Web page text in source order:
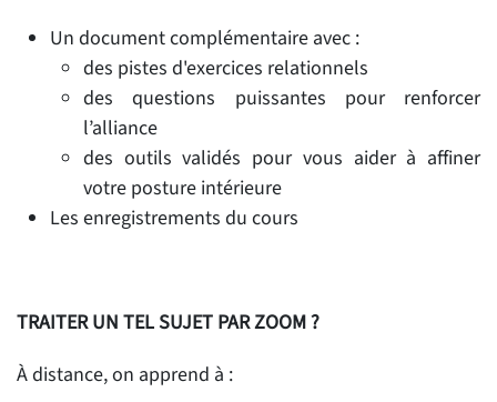
Un document complémentaire avec :
des pistes d'exercices relationnels
des questions puissantes pour renforcer
l’alliance
des outils validés pour vous aider à affiner
votre posture intérieure
Les enregistrements du cours
TRAITER UN TEL SUJET PAR ZOOM ?
À distance, on apprend à :